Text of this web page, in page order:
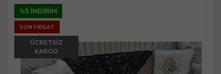
%5 İNDIRIM
SON FIRSAT
ÜCRETSIZ
KARGO